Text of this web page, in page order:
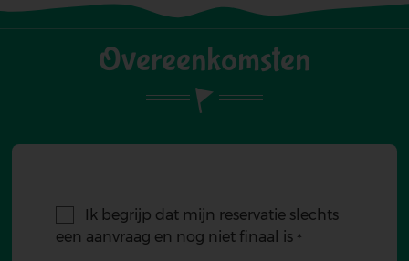
Overeenkomsten
Ik begrijp dat mijn reservatie slechts
een aanvraag en nog niet finaal is